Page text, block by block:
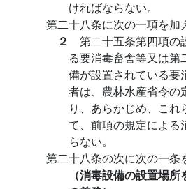
ければならない。
第二十八条に次の一項を加
２ 第二十五条第四項の
る要消毒畜舎等又は第
備が設置されている要
者は、農林水産省令の
り、あらかじめ、これ
て、前項の規定による
らない。
第二十八条の次に次の一条
（消毒設備の設置場